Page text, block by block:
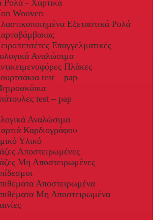
Ρολά - Χαρτικά
Wooven
Εξεταστικά Ρολά
Επαγγελματικές
Αναλώσιμα
Πλάκες
test – pap
test – pap
Αναλώσιμα
Καρδιογράφου
Υλικό
Αποστειρωμένες
Μη Αποστειρωμένες
Αποστειρωμένα
Μη Αποστειρωμένα